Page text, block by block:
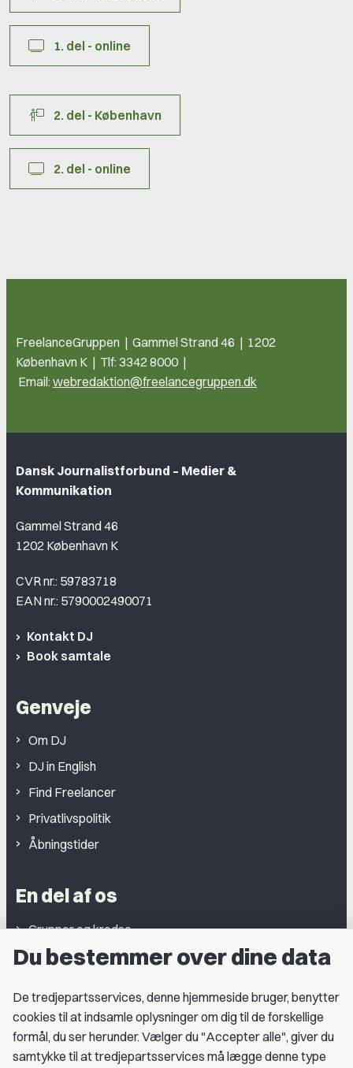
1. del - online
2. del - København
2. del - online
FreelanceGruppen | Gammel Strand 46 | 1202
København K | Tlf: 3342 8000 |
Email: webredaktion@freelancegruppen.dk
Dansk Journalistforbund – Medier &
Kommunikation
Gammel Strand 46
1202 København K
CVR nr.: 59783718
EAN nr.: 5790002490071
Kontakt DJ
Book samtale
Genveje
Om DJ
DJ in English
Find Freelancer
Privatlivspolitik
Åbningstider
En del af os
Grupper og kredse
Studentergrupper
Medlemskab
Du bestemmer over dine data
De tredjepartsservices, denne hjemmeside bruger, benytter
cookies til at indsamle oplysninger om dig til de forskellige
formål, du ser herunder. Vælger du "Accepter alle", giver du
samtykke til at tredjepartsservices må lægge denne type